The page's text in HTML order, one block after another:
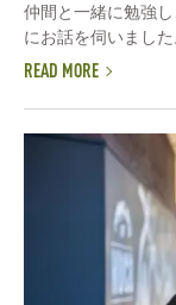
仲間と一緒に勉強
にお話を伺いました
READ MORE